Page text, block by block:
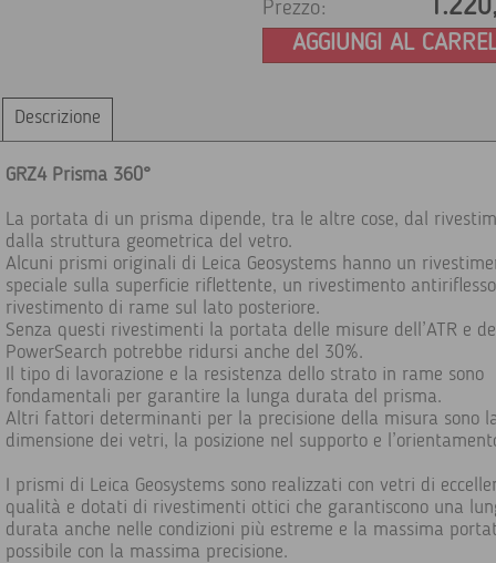
Prezzo:
AGGIUNGI AL
Descrizione
GRZ4 Prisma 360°
La portata di un prisma dipende, tra le altre cose, dal
dalla struttura geometrica del vetro.
Alcuni prismi originali di Leica Geosystems hanno un
speciale sulla superficie riflettente, un rivestimento
rivestimento di rame sul lato posteriore.
Senza questi rivestimenti la portata delle misure dell’ATR e
PowerSearch potrebbe ridursi anche del 30%.
Il tipo di lavorazione e la resistenza dello strato in rame sono
fondamentali per garantire la lunga durata del prisma.
Altri fattori determinanti per la precisione della misura sono
dimensione dei vetri, la posizione nel supporto e
I prismi di Leica Geosystems sono realizzati con vetri di
qualità e dotati di rivestimenti ottici che garantiscono una
durata anche nelle condizioni più estreme e la massima
possibile con la massima precisione.